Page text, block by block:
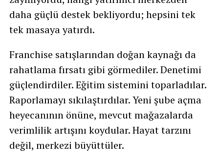
daha güçlü destek bekliyordu; hepsini tek
tek masaya yatırdı.
Franchise satışlarından doğan kaynağı da
rahatlama fırsatı gibi görmediler. Denetimi
güçlendirdiler. Eğitim sistemini toparladılar.
Raporlamayı sıkılaştırdılar. Yeni şube açma
heyecanının önüne, mevcut mağazalarda
verimlilik artışını koydular. Hayat tarzını
değil, merkezi büyüttüler.